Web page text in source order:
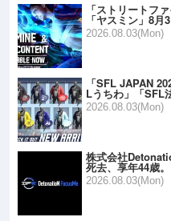
「ストリートフ
「ヤスミン」8
2026.08.03(Mon)
「SFL JAPAN
Lうちわ」「SFL
2026.08.03(Mon)
株式会社
死去、享年44歳。
2026.08.03(Mon)